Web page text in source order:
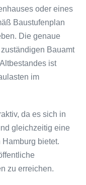
oder eines
Baustufenplan
Die genaue
Bauamt
ist
im
da es sich in
gleichzeitig eine
bietet.
zu erreichen.